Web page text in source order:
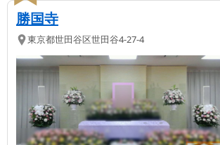
勝国寺
東京都世田谷区世田谷4-27-4